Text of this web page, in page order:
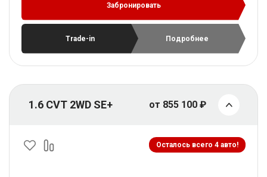
Забронировать
Trade-in Подробнее
1.6 CVT 2WD SE+ от 855 100 ₽
Осталось всего 4 авто!